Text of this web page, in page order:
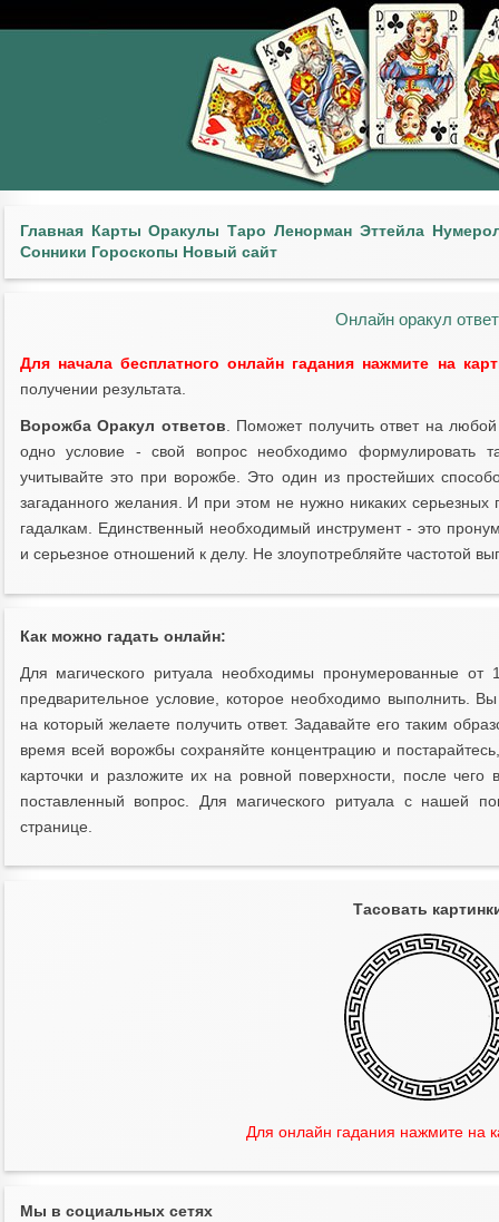
Главная Карты Оракулы Таро Ленорман Эттейла
Сонники Гороскопы Новый сайт
Онлайн оракул
Для начала бесплатного онлайн гадания нажмите на
получении результата.
Ворожба Оракул ответов . Поможет получить ответ на
одно условие - свой вопрос необходимо формулировать
учитывайте это при ворожбе. Это один из простейших
загаданного желания. И при этом не нужно никаких
гадалкам. Единственный необходимый инструмент - это
и серьезное отношений к делу. Не злоупотребляйте частотой
Как можно гадать онлайн:
Для магического ритуала необходимы пронумерованные от
предварительное условие, которое необходимо выполнить.
на который желаете получить ответ. Задавайте его таким
время всей ворожбы сохраняйте концентрацию и
карточки и разложите их на ровной поверхности, после
поставленный вопрос. Для магического ритуала с нашей
странице.
Тасовать
Для онлайн гадания нажмите на
Мы в социальных сетях